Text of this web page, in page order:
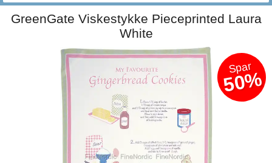
GreenGate Viskestykke Pieceprinted Laura
White
Spar
50%